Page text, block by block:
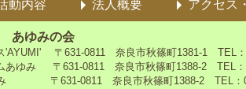
動内容 法人概要 アクセス
あゆみの会
'AYUMI' 〒631-0811 奈良市秋篠町1381-1 TEL
あゆみ 〒631-0811 奈良市秋篠町1388-2 TEL：
み 〒631-0811 奈良市秋篠町1388-2 TEL：